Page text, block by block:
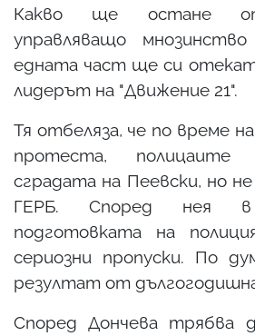
Какво ще остане
управляващо
едната част ще си отекат
лидерът на "Движение 21".
Тя отбеляза, че по време
протеста,
сградата на Пеевски, но
ГЕРБ. Според нея
подготовката на
сериозни пропуски. По
резултат от
Според Дончева трябва